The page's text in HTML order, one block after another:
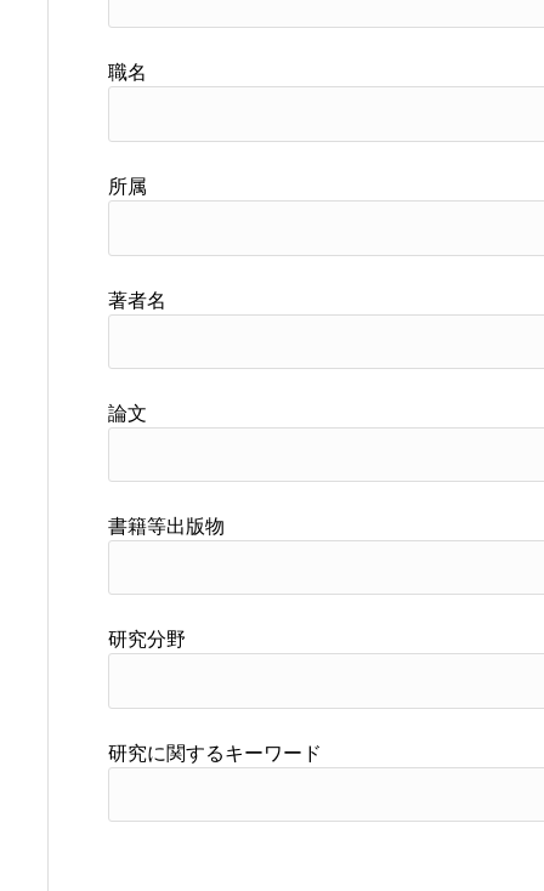
職名
所属
著者名
論文
書籍等出版物
研究分野
研究に関するキーワード